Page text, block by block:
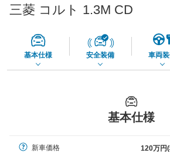
三菱 コルト 1.3M CD
基本仕様 安全装備 車両
基本仕様
新車価格 120万円